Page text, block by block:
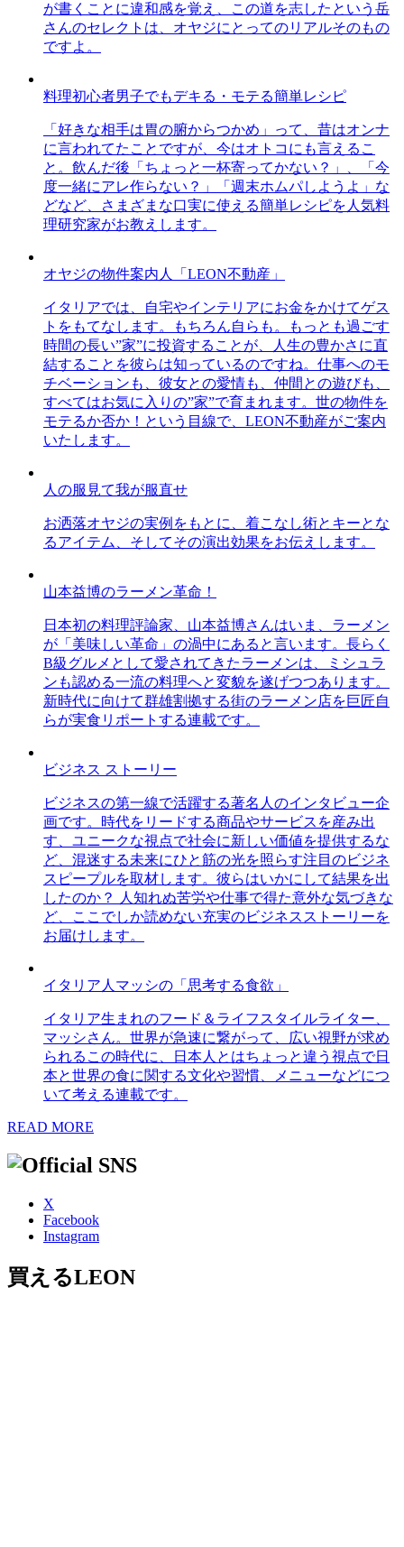
が書くことに違和感を覚え、この道を志したという岳
さんのセレクトは、オヤジにとってのリアルそのもの
ですよ。
料理初心者男子でもデキる・モテる簡単レシピ
「好きな相手は胃の腑からつかめ」って、昔はオンナ
に言われてたことですが、今はオトコにも言えるこ
と。飲んだ後「ちょっと一杯寄ってかない？」、「今
度一緒にアレ作らない？」「週末ホムパしようよ」な
どなど、さまざまな口実に使える簡単レシピを人気料
理研究家がお教えします。
オヤジの物件案内人「LEON不動産」
イタリアでは、自宅やインテリアにお金をかけてゲス
トをもてなします。もちろん自らも。もっとも過ごす
時間の長い”家”に投資することが、人生の豊かさに直
結することを彼らは知っているのですね。仕事へのモ
チベーションも、彼女との愛情も、仲間との遊びも、
すべてはお気に入りの”家”で育まれます。世の物件を
モテるか否か！という目線で、LEON不動産がご案内
いたします。
人の服見て我が服直せ
お洒落オヤジの実例をもとに、着こなし術とキーとな
るアイテム、そしてその演出効果をお伝えします。
山本益博のラーメン革命！
日本初の料理評論家、山本益博さんはいま、ラーメン
が「美味しい革命」の渦中にあると言います。長らく
B級グルメとして愛されてきたラーメンは、ミシュラ
ンも認める一流の料理へと変貌を遂げつつあります。
新時代に向けて群雄割拠する街のラーメン店を巨匠自
らが実食リポートする連載です。
ビジネス ストーリー
ビジネスの第一線で活躍する著名人のインタビュー企
画です。時代をリードする商品やサービスを産み出
す、ユニークな視点で社会に新しい価値を提供するな
ど、混迷する未来にひと筋の光を照らす注目のビジネ
スピープルを取材します。彼らはいかにして結果を出
したのか？ 人知れぬ苦労や仕事で得た意外な気づきな
ど、ここでしか読めない充実のビジネスストーリーを
お届けします。
イタリア人マッシの「思考する食欲」
イタリア生まれのフード＆ライフスタイルライター、
マッシさん。世界が急速に繋がって、広い視野が求め
られるこの時代に、日本人とはちょっと違う視点で日
本と世界の食に関する文化や習慣、メニューなどにつ
いて考える連載です。
READ MORE
X
Facebook
Instagram
買えるLEON